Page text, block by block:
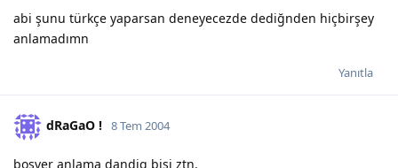
abi şunu türkçe yaparsan deneyecezde dediğnden hiçbirşey
anlamadımn
Yanıtla
dRaGaO ! 8 Tem 2004
boşver anlama dandiq bişi ztn.